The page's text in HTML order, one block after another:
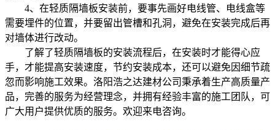
4、在轻质隔墙板安装前，要事先画好电线管、电线盒等
需要埋件的位置，并要留出管槽和孔洞，避免在安装完成后再
对墙体进行改动。
了解了轻质隔墙板的安装流程后，在安装时才能得心应
手，才能提高安装速度，节约安装成本，还可以避免因细节疏
忽而影响施工效果。洛阳浩之达建材公司秉承着生产高质量产
品，完善的服务为经营理念，并拥有经验丰富的施工团队，可
广大用户提供优质的服务。欢迎来电咨询。